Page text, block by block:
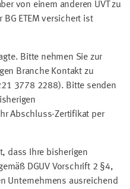
von einem anderen UVT zu
ETEM versichert ist
Bitte nehmen Sie zur
Branche Kontakt zu
3778 2288). Bitte senden
Abschluss-Zertifikat per
dass Ihre bisherigen
DGUV Vorschrift 2 §4,
Unternehmens ausreichend